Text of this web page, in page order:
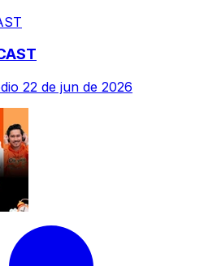
22 de jun de 2026